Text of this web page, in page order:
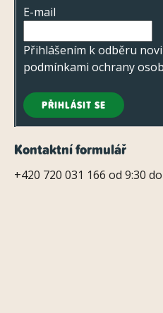
E-mail
Přihlášením k odběru
podmínkami ochrany
PŘIHLÁSIT SE
Kontaktní formulář
+420 720 031 166 od 9:30